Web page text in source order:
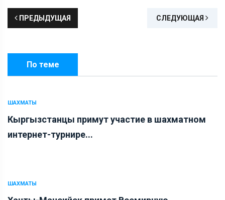
ПРЕДЫДУЩАЯ СЛЕДУЮЩАЯ
По теме
ШАХМАТЫ
Кыргызстанцы примут участие в шахматном
интернет-турнире...
ШАХМАТЫ